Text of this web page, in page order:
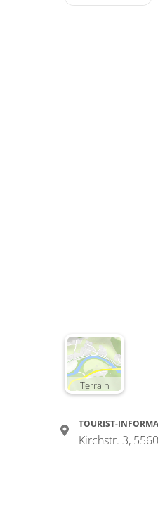
Terrain
TOURIST-
Kirchstr. 3,